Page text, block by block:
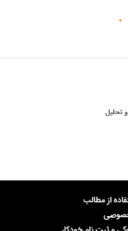
تحلیل
از مطالب